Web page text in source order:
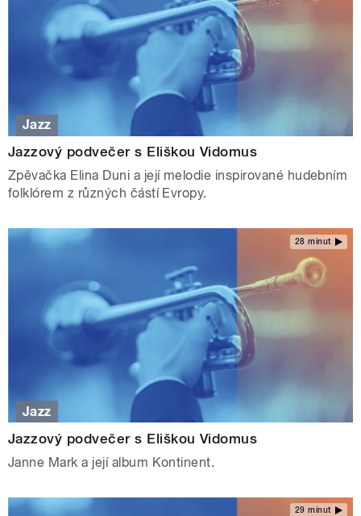
Jazz
Jazzový podvečer s Eliškou Vidomus
Zpěvačka Elina Duni a její melodie inspirované hudebním
folklórem z různých částí Evropy.
28 minut
Jazz
Jazzový podvečer s Eliškou Vidomus
Janne Mark a její album Kontinent.
29 minut